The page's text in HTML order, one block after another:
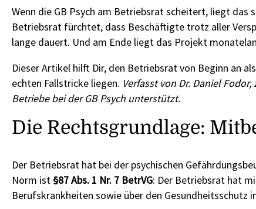
Wenn die GB Psych am Betriebsrat scheitert, liegt das
Betriebsrat fürchtet, dass Beschäftigte trotz aller
lange dauert. Und am Ende liegt das Projekt
Dieser Artikel hilft Dir, den Betriebsrat von Beginn an
echten Fallstricke liegen. Verfasst von Dr. Daniel
Betriebe bei der GB Psych unterstützt.
Die Rechtsgrundlage:
Der Betriebsrat hat bei der psychischen
Norm ist §87 Abs. 1 Nr. 7 BetrVG: Der Betriebsrat hat
Berufskrankheiten sowie über den